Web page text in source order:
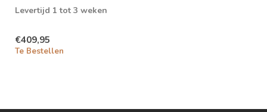
Levertijd 1 tot 3 weken
€409,95
Te Bestellen